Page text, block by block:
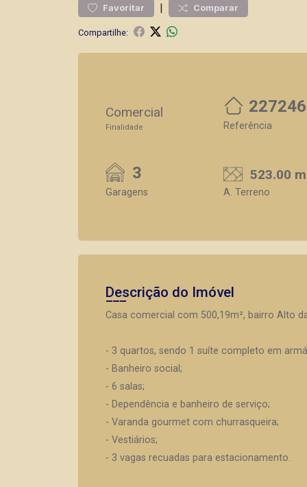
Favoritar | Comparar
Compartilhe:
Comercial
Finalidade
227246
Referência
3
Garagens
523.00
A. Terreno
Descrição do Imóvel
Casa comercial com 500,19m², bairro Alto
- 3 quartos, sendo 1 suíte completo em
- Banheiro social;
- 6 salas;
- Dependência e banheiro de serviço;
- Varanda gourmet com churrasqueira;
- Vestiários;
- 3 vagas recuadas para estacionamento.